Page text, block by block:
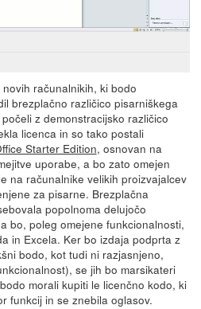
računalnikih, ki bodo
brezplačno različico pisarniškega
z demonstracijsko različico
licenca in so tako postali
Starter Edition, osnovan na
uporabe, a bo zato omejen
na računalnike velikih proizvajalcev
za pisarne. Brezplačna
popolnoma delujočo
bo, poleg omejene funkcionalnosti,
in Excela. Ker bo izdaja podprta z
bodo, kot tudi ni razjasnjeno,
se jih bo marsikateri
morali kupiti le licenčno kodo, ki
funkcij in se znebila oglasov.